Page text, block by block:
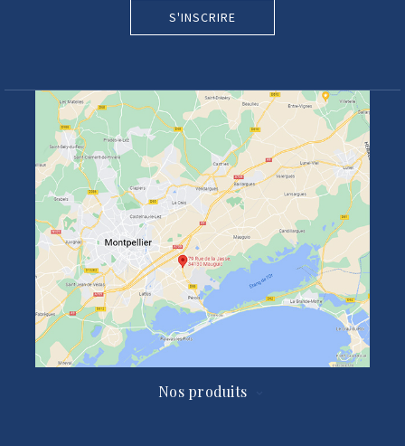
S'INSCRIRE
Nos produits